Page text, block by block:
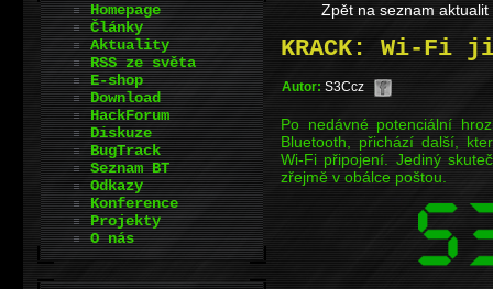
Zpět na seznam aktualit
KRACK: Wi-Fi
Autor: S3Ccz
Po nedávné potenciální
Bluetooth, přichází další,
Wi-Fi připojení. Jediný
zřejmě v obálce poštou.
Homepage
Články
Aktuality
RSS ze světa
E-shop
Download
HackForum
Diskuze
BugTrack
Seznam BT
Odkazy
Konference
Projekty
O nás